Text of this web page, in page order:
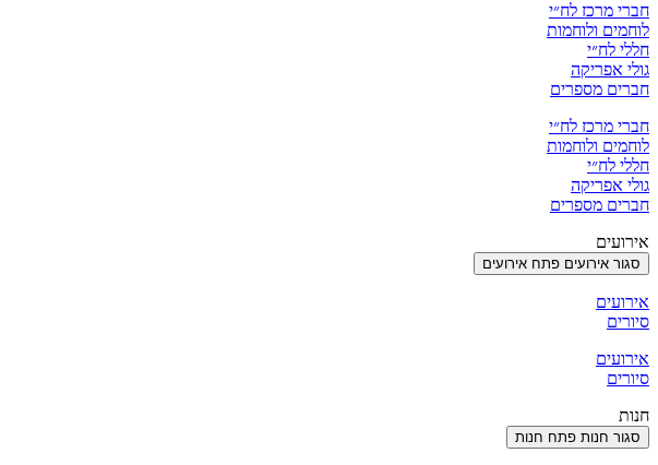
חברי מרכז לח״י
לוחמים ולוחמות
חללי לח״י
גולי אפריקה
חברים מספרים
חברי מרכז לח״י
לוחמים ולוחמות
חללי לח״י
גולי אפריקה
חברים מספרים
אירועים
סגור אירועים פתח אירועים
אירועים
סיורים
אירועים
סיורים
חנות
סגור חנות פתח חנות